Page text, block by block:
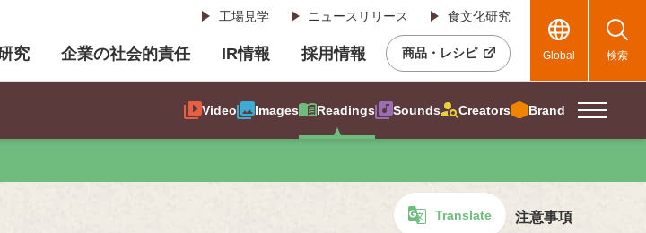
工場見学 ニュースリリース 食文化研究
究 企業の社会的責任 IR情報 採用情報 商品・レシピ Global 検索
Video Images Readings Sounds Creators Brand
Translate 注意事項